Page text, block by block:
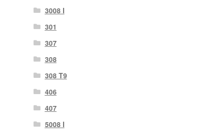
3008 I
301
307
308
308 T9
406
407
5008 I